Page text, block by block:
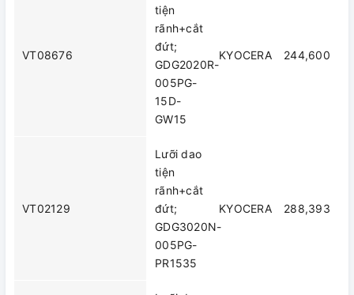
VT08676
tiện
rãnh+cắt
đứt;
GDG2020R-
005PG-
15D-
GW15
KYOCERA 244,600
VT02129
Lưỡi dao
tiện
rãnh+cắt
đứt;
GDG3020N-
005PG-
PR1535
KYOCERA 288,393